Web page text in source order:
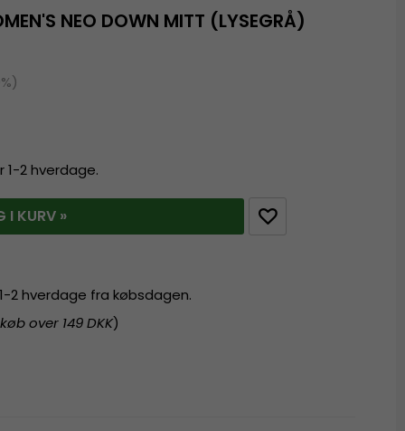
NEO DOWN MITT (LYSEGRÅ)
1-2 hverdage.
I KURV »
2 hverdage fra købsdagen.
over 149 DKK)